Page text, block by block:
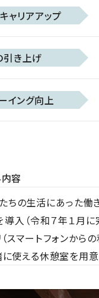
ャリアアップ
引き上げ
イング向上
容
ちの生活にあった働
導入（令和７年１月
スマートフォンから
使える休憩室を用